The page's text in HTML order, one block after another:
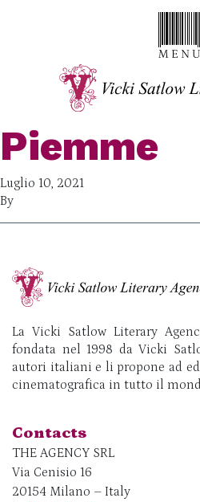
Piemme
Luglio 10, 2021
By
La Vicki Satlow Literary
fondata nel 1998 da Vicki
autori italiani e li propone ad
cinematografica in tutto il
Contacts
THE AGENCY SRL
Via Cenisio 16
20154 Milano – Italy